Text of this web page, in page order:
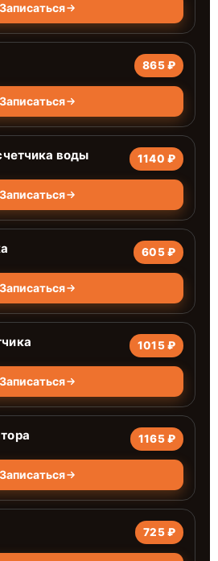
Записаться
865 ₽
Записаться
воды 1140 ₽
Записаться
605 ₽
Записаться
1015 ₽
Записаться
1165 ₽
Записаться
725 ₽